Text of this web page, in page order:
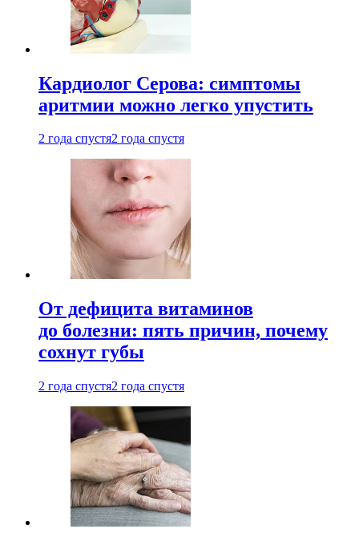
Кардиолог Серова: симптомы
аритмии можно легко упустить
2 года спустя2 года спустя
От дефицита витаминов
до болезни: пять причин, почему
сохнут губы
2 года спустя2 года спустя